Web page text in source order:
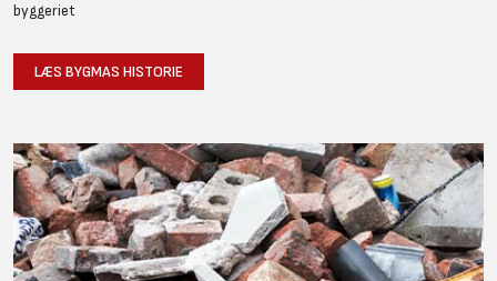
byggeriet
LÆS BYGMAS HISTORIE